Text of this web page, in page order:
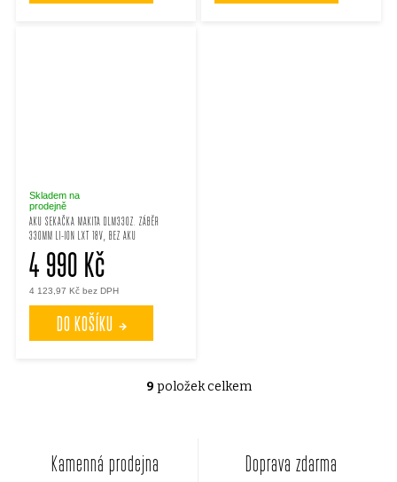
AKU SEKAČKA MAKITA DLM330Z. ZÁBĚR
330MM LI-ION LXT 18V, BEZ AKU
Skladem na
prodejně
4 123,97 Kč bez DPH
4 990 Kč
DO KOŠÍKU
O
9 položek celkem
Kamenná prodejna Doprava zdarma